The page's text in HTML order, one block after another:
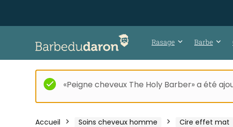
Rasage Barbe
«Peigne cheveux The Holy Barber» a été
Accueil Soins cheveux homme Cire effet mat